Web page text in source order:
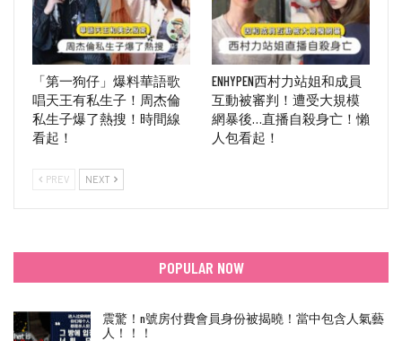
「第一狗仔」爆料華語歌
唱天王有私生子！周杰倫
私生子爆了熱搜！時間線
看起！
ENHYPEN西村力站姐和成員
互動被審判！遭受大規模
網暴後…直播自殺身亡！懶
人包看起！
PREV NEXT
POPULAR NOW
震驚！n號房付費會員身份被揭曉！當中包含人氣藝
人！！！